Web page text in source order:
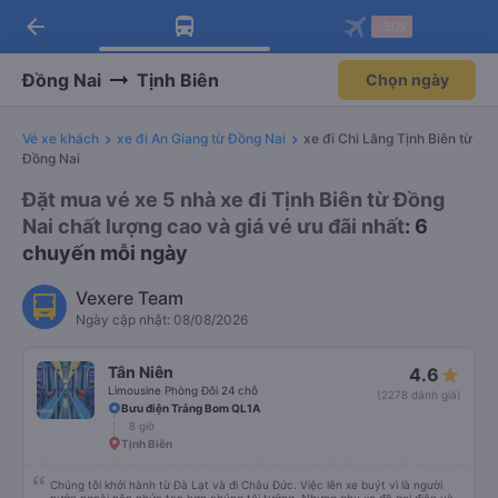
Tải app Vexere ngay!
Nhận ưu đãi thành viên độc
Mở app
Tải app Vexere
-30k/ghế khi đặt vé máy bay qua
Mở app
arrow_back
Đồng Nai Tịnh Biên Chọn ngày
Vé xe khách xe đi An Giang từ Đồng Nai
xe đi Chi Lăng Tịnh Biên từ
Đồng Nai
Đặt mua vé xe 5 nhà xe đi Tịnh Biên từ Đồng
Nai chất lượng cao và giá vé ưu đãi nhất: 6
chuyến mỗi ngày
Vexere Team
Ngày cập nhật: 08/08/2026
Tân Niên
Limousine Phòng Đôi 24 chỗ
4.6
(2278 đánh giá)
Bưu điện Trảng Bom QL1A
8 giờ
Tịnh Biên
Chúng tôi khởi hành từ Đà Lạt và đi Châu Đức. Việc lên xe buýt vì là người